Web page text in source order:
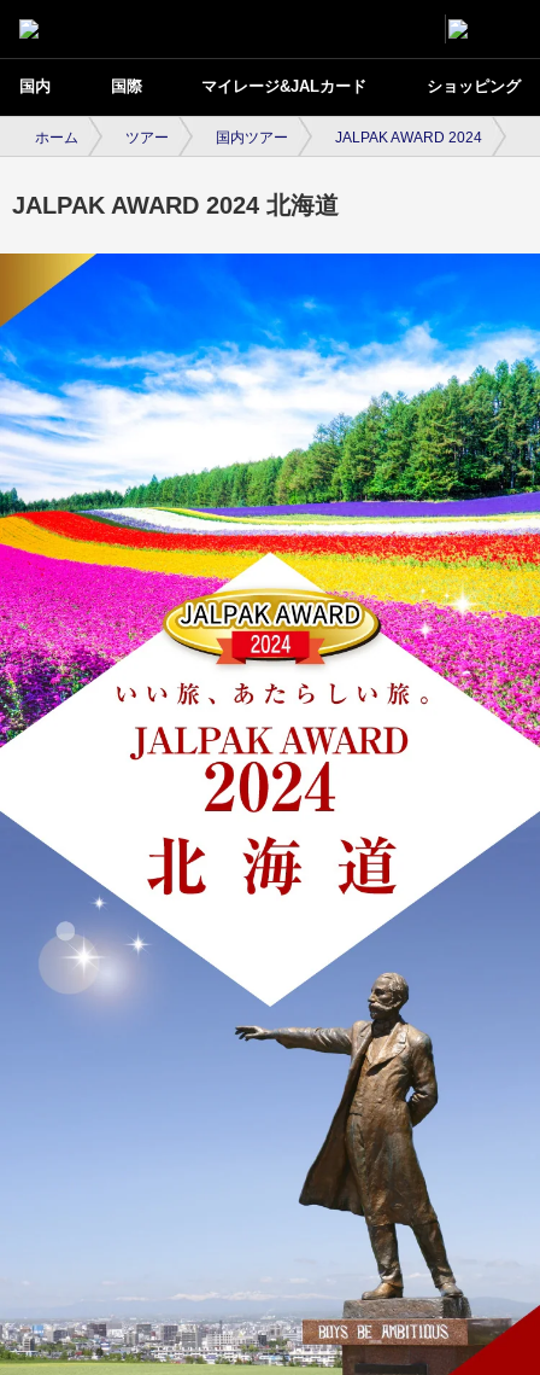
国内 国際 マイレージ&JALカード ショッピング
ホーム ツアー 国内ツアー JALPAK AWARD 2024
JALPAK AWARD 2024 北海道